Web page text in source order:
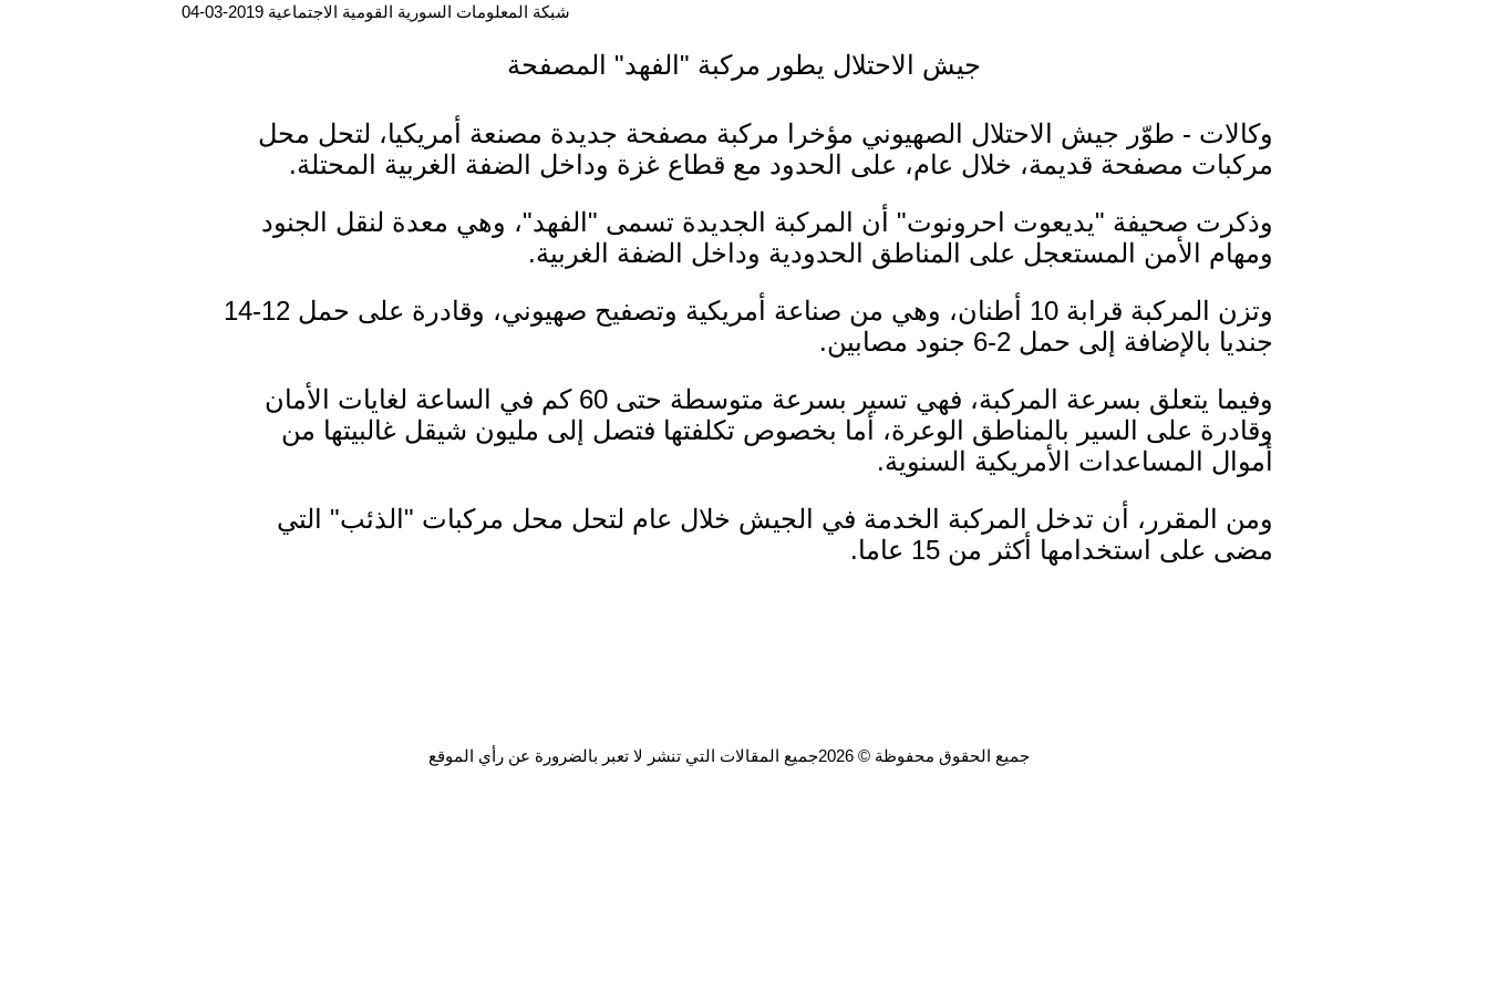
شبكة المعلومات السورية القومية الاجتماعية 2019-03-04
جيش الاحتلال يطور مركبة "الفهد" المصفحة
وكالات - طوّر جيش الاحتلال الصهيوني مؤخرا مركبة مصفحة جديدة مصنعة أمريكيا، لتحل محل
مركبات مصفحة قديمة، خلال عام، على الحدود مع قطاع غزة وداخل الضفة الغربية المحتلة.
وذكرت صحيفة "يديعوت احرونوت" أن المركبة الجديدة تسمى "الفهد"، وهي معدة لنقل الجنود
ومهام الأمن المستعجل على المناطق الحدودية وداخل الضفة الغربية.
وتزن المركبة قرابة 10 أطنان، وهي من صناعة أمريكية وتصفيح صهيوني، وقادرة على حمل 12-14
جنديا بالإضافة إلى حمل 2-6 جنود مصابين.
وفيما يتعلق بسرعة المركبة، فهي تسير بسرعة متوسطة حتى 60 كم في الساعة لغايات الأمان
وقادرة على السير بالمناطق الوعرة، أما بخصوص تكلفتها فتصل إلى مليون شيقل غالبيتها من
أموال المساعدات الأمريكية السنوية.
ومن المقرر، أن تدخل المركبة الخدمة في الجيش خلال عام لتحل محل مركبات "الذئب" التي
مضى على استخدامها أكثر من 15 عاما.
جميع الحقوق محفوظة © 2026جميع المقالات التي تنشر لا تعبر بالضرورة عن رأي الموقع